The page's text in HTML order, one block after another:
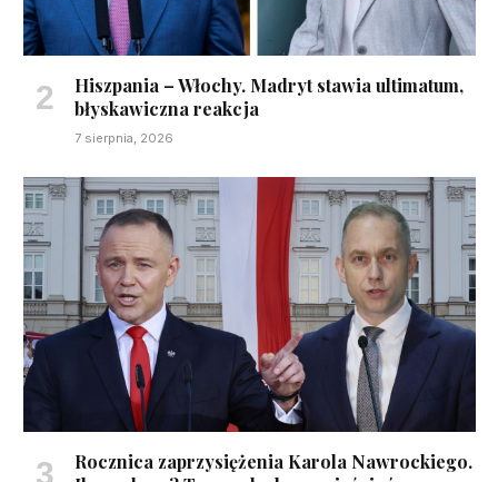
Hiszpania – Włochy. Madryt stawia ultimatum,
błyskawiczna reakcja
7 sierpnia, 2026
Rocznica zaprzysiężenia Karola Nawrockiego.